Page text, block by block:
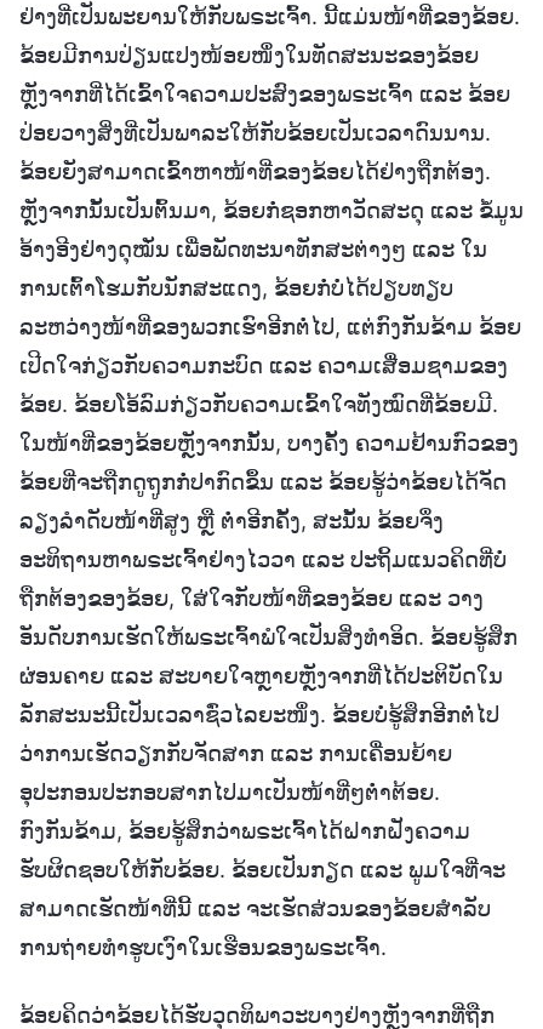
ຢ່າງທີ່ເປັນພະຍານໃຫ້ກັບພຣະເຈົ້າ. ນີ້ແມ່ນໜ້າທີ່ຂອງຂ້ອຍ.
ຂ້ອຍມີການປ່ຽນແປງໜ້ອຍໜຶ່ງໃນທັດສະນະຂອງຂ້ອຍ
ຫຼັງຈາກທີ່ໄດ້ເຂົ້າໃຈຄວາມປະສົງຂອງພຣະເຈົ້າ ແລະ ຂ້ອຍ
ປ່ອຍວາງສິ່ງທີ່ເປັນພາລະໃຫ້ກັບຂ້ອຍເປັນເວລາດົນນານ.
ຂ້ອຍຍັງສາມາດເຂົ້າຫາໜ້າທີ່ຂອງຂ້ອຍໄດ້ຢ່າງຖືກຕ້ອງ.
ຫຼັງຈາກນັ້ນເປັນຕົ້ນມາ, ຂ້ອຍກໍ່ຊອກຫາວັດສະດຸ ແລະ ຂໍ້ມູນ
ອ້າງອີງຢ່າງດຸໝັ່ນ ເພື່ອພັດທະນາທັກສະຕ່າງໆ ແລະ ໃນ
ການເຕົ້າໂຮມກັບນັກສະແດງ, ຂ້ອຍກໍ່ບໍ່ໄດ້ປຽບທຽບ
ລະຫວ່າງໜ້າທີ່ຂອງພວກເຮົາອີກຕໍ່ໄປ, ແຕ່ກົງກັນຂ້າມ ຂ້ອຍ
ເປີດໃຈກ່ຽວກັບຄວາມກະບົດ ແລະ ຄວາມເສື່ອມຊາມຂອງ
ຂ້ອຍ. ຂ້ອຍໂອ້ລົມກ່ຽວກັບຄວາມເຂົ້າໃຈທັງໝົດທີ່ຂ້ອຍມີ.
ໃນໜ້າທີ່ຂອງຂ້ອຍຫຼັງຈາກນັ້ນ, ບາງຄັ້ງ ຄວາມຢ້ານກົວຂອງ
ຂ້ອຍທີ່ຈະຖືກດູຖູກກໍ່ປາກົດຂຶ້ນ ແລະ ຂ້ອຍຮູ້ວ່າຂ້ອຍໄດ້ຈັດ
ລຽງລໍາດັບໜ້າທີ່ສູງ ຫຼື ຕໍ່າອີກຄັ້ງ, ສະນັ້ນ ຂ້ອຍຈຶ່ງ
ອະທິຖານຫາພຣະເຈົ້າຢ່າງໄວວາ ແລະ ປະຖິ້ມແນວຄິດທີ່ບໍ່
ຖືກຕ້ອງຂອງຂ້ອຍ, ໃສ່ໃຈກັບໜ້າທີ່ຂອງຂ້ອຍ ແລະ ວາງ
ອັນດັບການເຮັດໃຫ້ພຣະເຈົ້າພໍໃຈເປັນສິ່ງທຳອິດ. ຂ້ອຍຮູ້ສຶກ
ຜ່ອນຄາຍ ແລະ ສະບາຍໃຈຫຼາຍຫຼັງຈາກທີ່ໄດ້ປະຕິບັດໃນ
ລັກສະນະນີ້ເປັນເວລາຊົ່ວໄລຍະໜຶ່ງ. ຂ້ອຍບໍ່ຮູ້ສຶກອີກຕໍ່ໄປ
ວ່າການເຮັດວຽກກັບຈັດສາກ ແລະ ການເຄື່ອນຍ້າຍ
ອຸປະກອນປະກອບສາກໄປມາເປັນໜ້າທີ່ໆຕໍ່າຕ້ອຍ.
ກົງກັນຂ້າມ, ຂ້ອຍຮູ້ສຶກວ່າພຣະເຈົ້າໄດ້ຝາກຝັງຄວາມ
ຮັບຜິດຊອບໃຫ້ກັບຂ້ອຍ. ຂ້ອຍເປັນກຽດ ແລະ ພູມໃຈທີ່ຈະ
ສາມາດເຮັດໜ້າທີ່ນີ້ ແລະ ຈະເຮັດສ່ວນຂອງຂ້ອຍສໍາລັບ
ການຖ່າຍທຳຮູບເງົາໃນເຮືອນຂອງພຣະເຈົ້າ.
ຂ້ອຍຄິດວ່າຂ້ອຍໄດ້ຮັບວຸດທິພາວະບາງຢ່າງຫຼັງຈາກທີ່ຖືກ